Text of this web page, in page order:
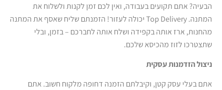
הבעיה? אתם תקועים בעבודה, ואין לכם זמן לקנות ולשלוח את
המתנה. Top Delivery יכולה לעזור! הזמנתם שליח שאסף את המתנה
מהחנות, ארז אותה בקפידה ושלח אותה לחברכם – בזמן, ובלי
שתצטרכו לזוז מהכיסא שלכם.
ניצול הזדמנות עסקית
אתם בעלי עסק קטן, וקיבלתם הזמנה דחופה מלקוח חשוב. אתם